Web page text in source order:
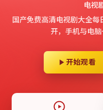
电视
国产免费高清电视剧大全每
开，手机与电脑
开始观看